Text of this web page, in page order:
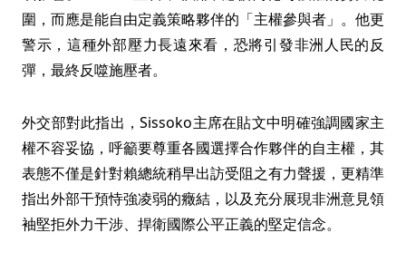
圍，而應是能自由定義策略夥伴的「主權參與者」。他更
警示，這種外部壓力長遠來看，恐將引發非洲人民的反
彈，最終反噬施壓者。
外交部對此指出，Sissoko主席在貼文中明確強調國家主
權不容妥協，呼籲要尊重各國選擇合作夥伴的自主權，其
表態不僅是針對賴總統稍早出訪受阻之有力聲援，更精準
指出外部干預恃強凌弱的癥結，以及充分展現非洲意見領
袖堅拒外力干涉、捍衛國際公平正義的堅定信念。